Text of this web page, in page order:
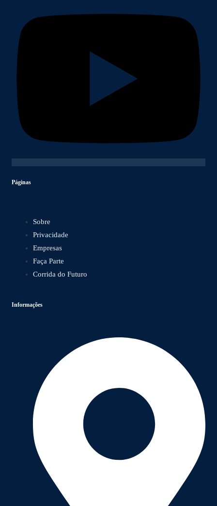
Páginas
Sobre
Privacidade
Empresas
Faça Parte
Corrida do Futuro
Informações